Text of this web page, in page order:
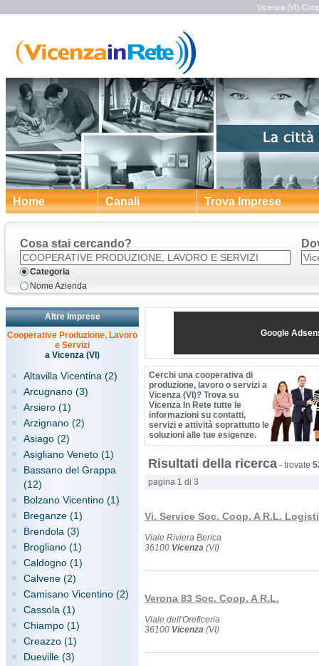
Vicenza (VI)
Home Canali Trova Imprese
Cosa stai cercando?
Categoria
Nome Azienda
Altre Imprese
Cooperative Produzione, Lavoro
e Servizi
a Vicenza (VI)
Altavilla Vicentina (2)
Arcugnano (3)
Arsiero (1)
Arzignano (2)
Asiago (2)
Asigliano Veneto (1)
Bassano del Grappa
(12)
Bolzano Vicentino (1)
Breganze (1)
Brendola (3)
Brogliano (1)
Caldogno (1)
Calvene (2)
Camisano Vicentino (2)
Cassola (1)
Chiampo (1)
Creazzo (1)
Dueville (3)
Google
Cerchi una cooperativa di
produzione, lavoro o servizi a
Vicenza (VI)? Trova su
Vicenza In Rete tutte le
informazioni su contatti,
servizi e attività soprattutto le
soluzioni alle tue esigenze.
Risultati della ricerca - trovate
pagina 1 di 3
Vi. Service Soc. Coop. A R.L.
Viale Riviera Berica
36100 Vicenza (VI)
Verona 83 Soc. Coop. A R.L.
Viale dell'Oreficeria
36100 Vicenza (VI)